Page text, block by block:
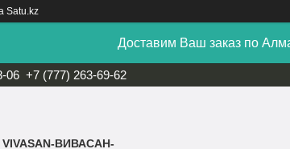
Satu.kz
Доставим Ваш заказ по
06 +7 (777) 263-69-62
VIVASAN-ВИВАСАН-